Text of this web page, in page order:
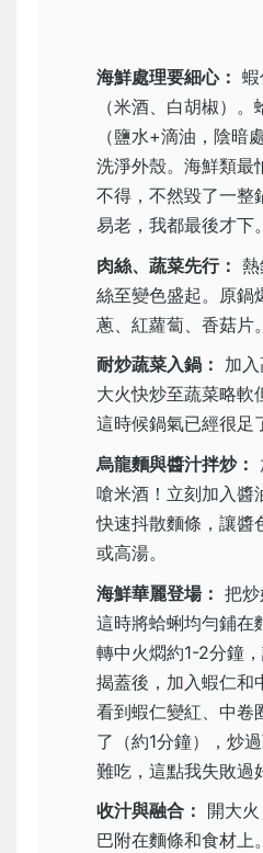
海鮮處理要細心：
（米酒、白胡椒）
（鹽水+滴油，陰暗
洗淨外殼。海鮮類最
不得，不然毀了一整
易老，我都最後才下。
肉絲、蔬菜先行：
絲至變色盛起。原鍋
蔥、紅蘿蔔、香菇片。
耐炒蔬菜入鍋： 加
大火快炒至蔬菜略軟
這時候鍋氣已經很足
烏龍麵與醬汁拌炒：
嗆米酒！立刻加入醬
快速抖散麵條，讓醬
或高湯。
海鮮華麗登場： 把炒
這時將蛤蜊均勻鋪在
轉中火燜約1-2分鐘
揭蓋後，加入蝦仁和
看到蝦仁變紅、中卷
了（約1分鐘），炒
難吃，這點我失敗過
收汁與融合： 開大
巴附在麵條和食材上